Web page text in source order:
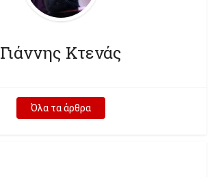
Γιάννης Κτενάς
Όλα τα άρθρα